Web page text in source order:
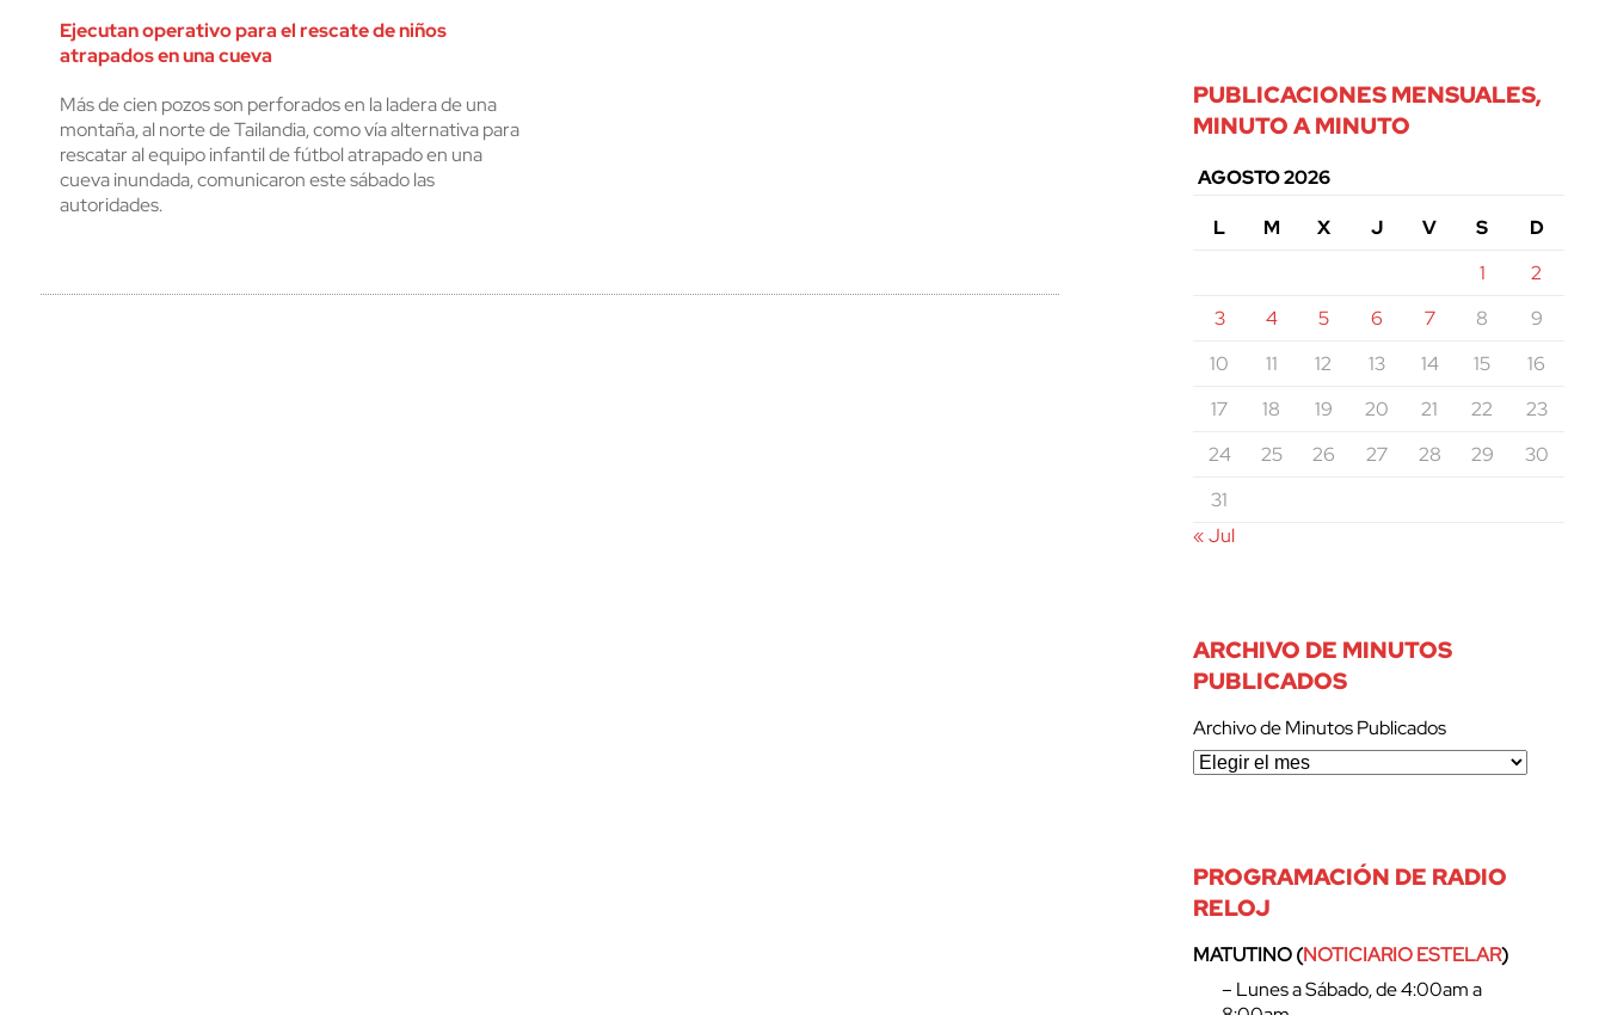
Ejecutan operativo para el rescate de niños
atrapados en una cueva
Más de cien pozos son perforados en la ladera de una
montaña, al norte de Tailandia, como vía alternativa para
rescatar al equipo infantil de fútbol atrapado en una
cueva inundada, comunicaron este sábado las
autoridades.
PUBLICACIONES MENSUALES,
MINUTO A MINUTO
AGOSTO 2026
L
M X J V S
D
1
2
3
4 5 6 7 8
9
10
11 12 13 14 15
16
17
18 19 20 21 22
23
24
25 26 27 28 29
30
31
« Jul
ARCHIVO DE MINUTOS
PUBLICADOS
Archivo de Minutos Publicados
PROGRAMACIÓN DE RADIO
RELOJ
MATUTINO (NOTICIARIO ESTELAR)
– Lunes a Sábado, de 4:00am a